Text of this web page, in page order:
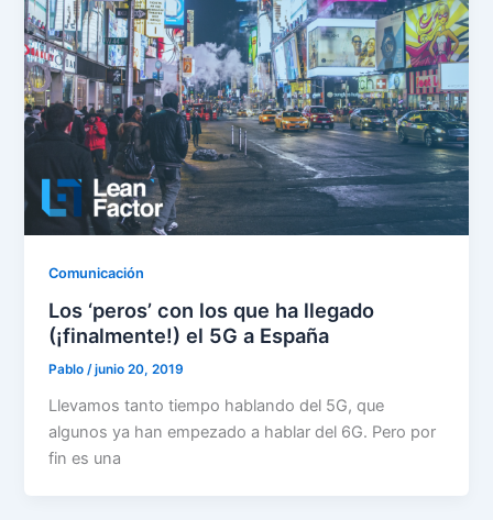
Comunicación
Los ‘peros’ con los que ha llegado
(¡finalmente!) el 5G a España
Pablo/junio 20, 2019
Llevamos tanto tiempo hablando del 5G, que
algunos ya han empezado a hablar del 6G. Pero por
fin es una